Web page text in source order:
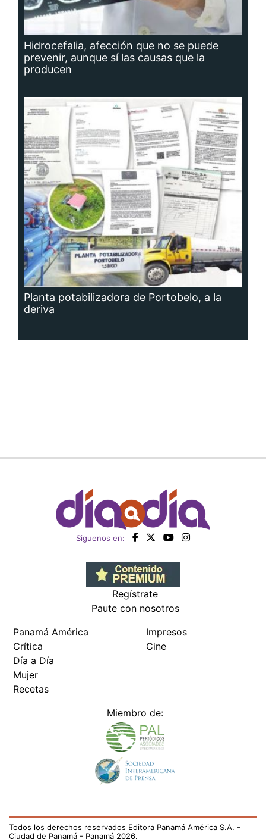
Hidrocefalia, afección que no se puede
prevenir, aunque sí las causas que la
producen
Planta potabilizadora de Portobelo, a la
deriva
Siguenos en:
Regístrate
Paute con nosotros
Panamá América
Crítica
Día a Día
Mujer
Recetas
Impresos
Cine
Miembro de:
Todos los derechos reservados Editora Panamá América S.A. -
Ciudad de Panamá - Panamá 2026.